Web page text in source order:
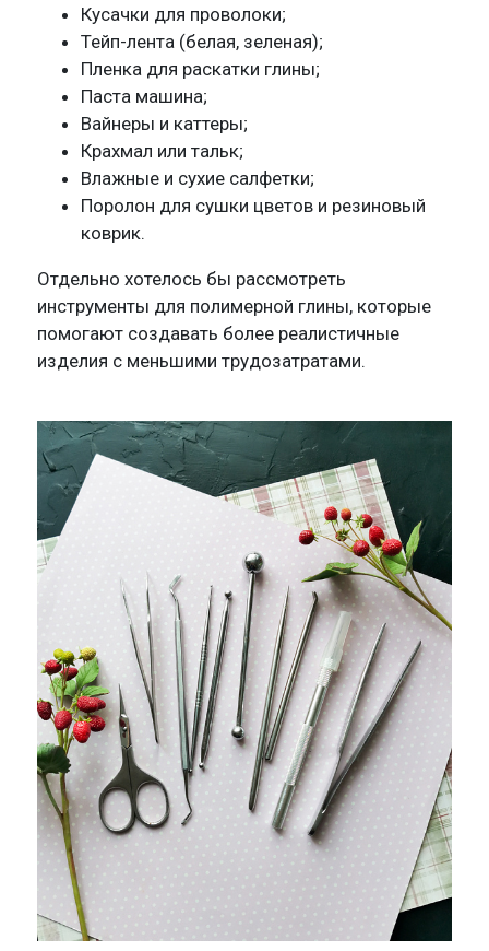
Кусачки для проволоки;
Тейп-лента (белая, зеленая);
Пленка для раскатки глины;
Паста машина;
Вайнеры и каттеры;
Крахмал или тальк;
Влажные и сухие салфетки;
Поролон для сушки цветов и резиновый
коврик.
Отдельно хотелось бы рассмотреть
инструменты для полимерной глины, которые
помогают создавать более реалистичные
изделия с меньшими трудозатратами.